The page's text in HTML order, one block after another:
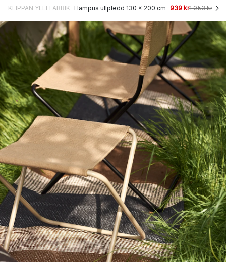
KLIPPAN YLLEFABRIK Hampus ullpledd 130 x 200 cm 939 kr1 053 kr